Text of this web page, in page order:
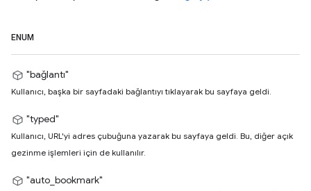
ENUM
"bağlantı"
Kullanıcı, başka bir sayfadaki bağlantıyı tıklayarak bu sayfaya geldi.
"typed"
Kullanıcı, URL'yi adres çubuğuna yazarak bu sayfaya geldi. Bu, diğer açık
gezinme işlemleri için de kullanılır.
"auto_bookmark"